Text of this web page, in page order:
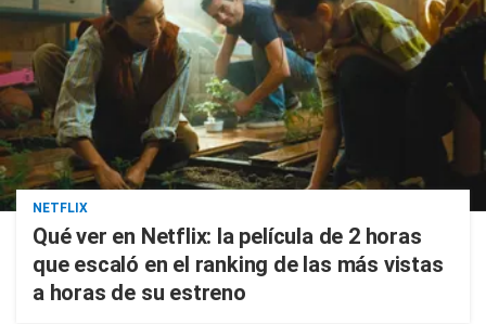
NETFLIX
Qué ver en Netflix: la película de 2 horas
que escaló en el ranking de las más vistas
a horas de su estreno